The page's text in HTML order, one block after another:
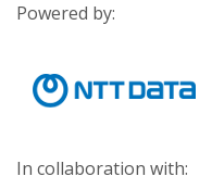
Powered by:
In collaboration with: